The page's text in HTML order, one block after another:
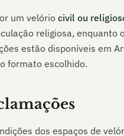
um velório civil ou
religiosa,
estão disponíveis em
formato escolhido.
dos espaços de